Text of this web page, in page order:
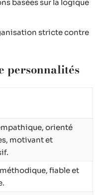
basées sur la logique
stricte contre
personnalités
orienté
motivant et
fiable et